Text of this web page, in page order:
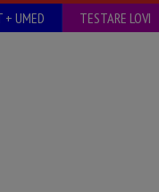
+ UMED TESTARE LOVI